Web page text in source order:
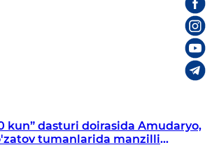
kun” dasturi doirasida Amudaryo,
tumanlarida manzilli